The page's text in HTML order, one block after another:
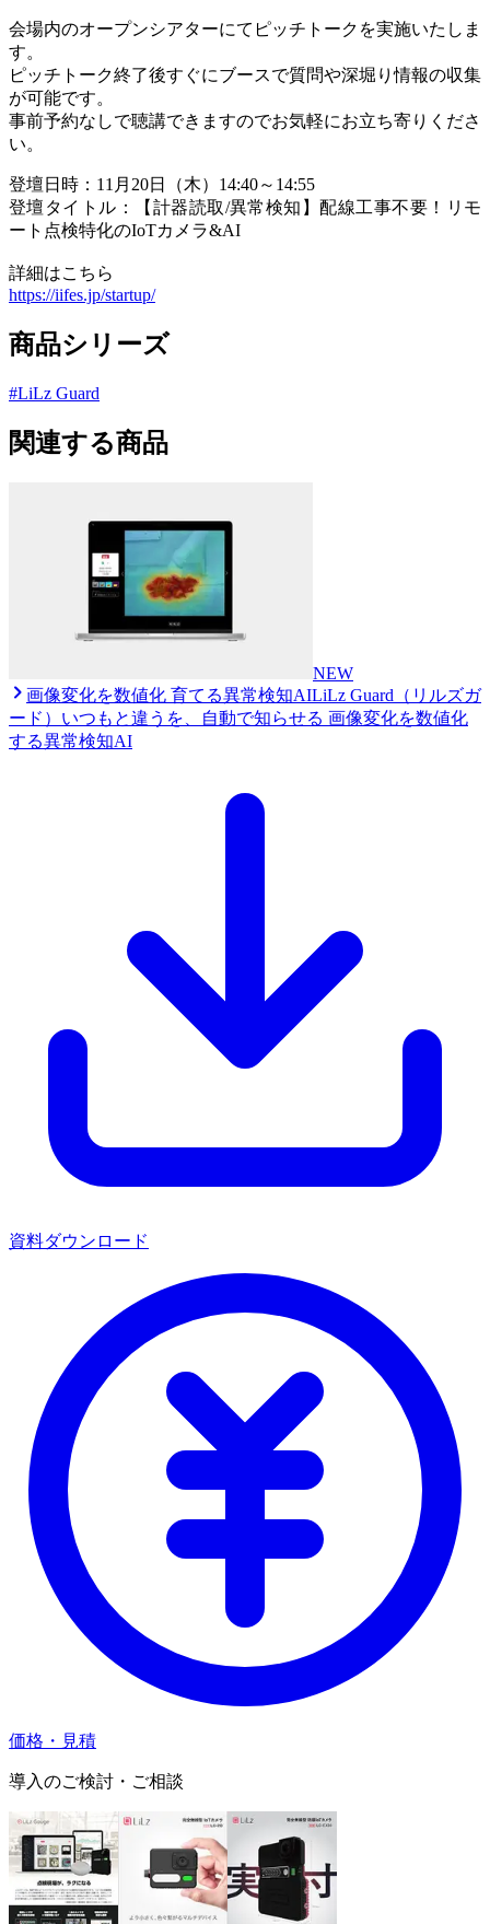
会場内のオープンシアターにてピッチトークを実施いたしま
す。
ピッチトーク終了後すぐにブースで質問や深堀り情報の収集
が可能です。
事前予約なしで聴講できますのでお気軽にお立ち寄りくださ
い。
登壇日時：11月20日（木）14:40～14:55
登壇タイトル：【計器読取/異常検知】配線工事不要！リモ
ート点検特化のIoTカメラ&AI
詳細はこちら
https://iifes.jp/startup/
商品シリーズ
#LiLz Guard
関連する商品
NEW
画像変化を数値化 育てる異常検知AILiLz Guard（リルズガ
ード） いつもと違うを、自動で知らせる 画像変化を数値化
する異常検知AI
資料ダウンロード
価格・見積
導入のご検討・ご相談